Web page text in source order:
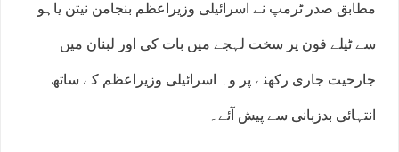
مطابق صدر ٹرمپ نے اسرائیلی وزیراعظم بنجامن نیتن یاہو
سے ٹیلے فون پر سخت لہجے میں بات کی اور لبنان میں
جارحیت جاری رکھنے پر وہ اسرائیلی وزیراعظم کے ساتھ
انتہائی بدزبانی سے پیش آئے۔